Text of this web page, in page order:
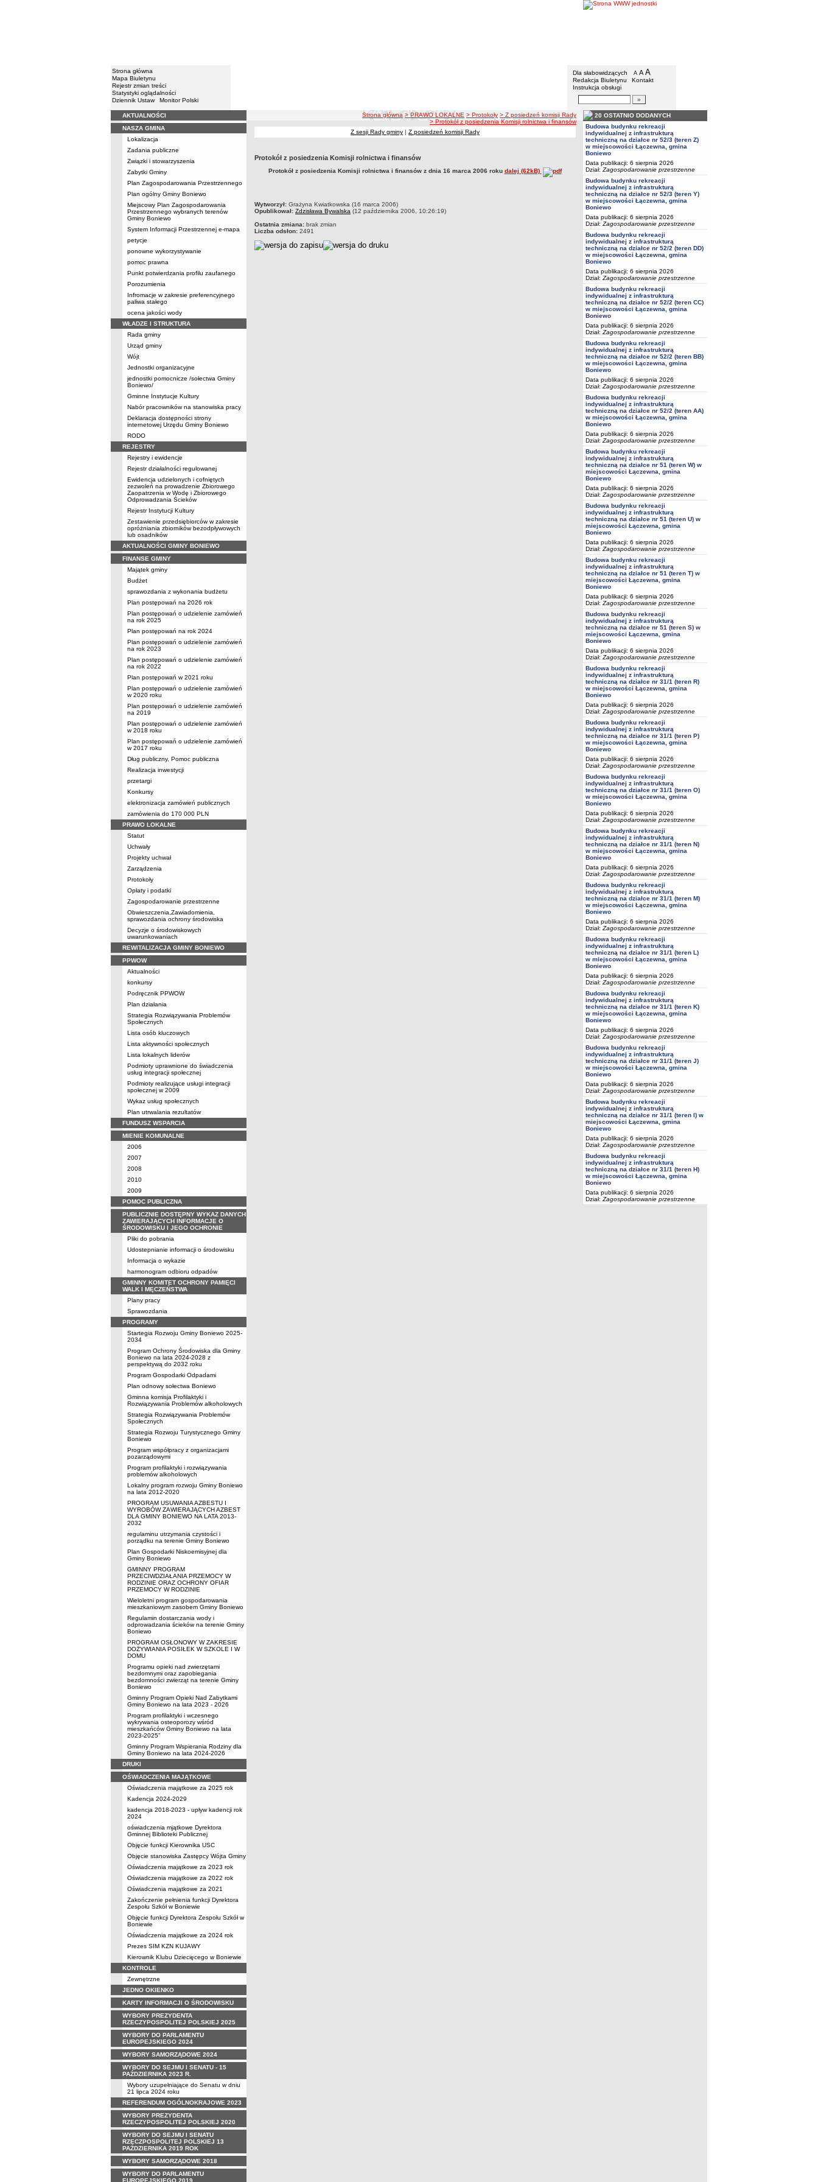
Strona główna
Mapa Biuletynu
Rejestr zmian treści
Statystyki oglądalności
Dziennik Ustaw
Monitor Polski
Urząd Gminy w Boniewie
Menu dodatkowe
Dla słabowidzących A pomniejsz czcionkę
A standardowy rozmiar czcionki
A
Redakcja Biuletynu
Kontakt
Instrukcja obsługi
Wyszukiwarka artykułów
Menu
AKTUALNOŚCI
NASZA GMINA
Lokalizacja
Zadania publiczne
Związki i stowarzyszenia
Zabytki Gminy
Plan Zagospodarowania Przestrzennego
Plan ogólny Gminy Boniewo
Miejscowy Plan Zagospodarowania
Przestrzennego wybranych terenów
Gminy Boniewo
System Informacji Przestrzennej e-mapa
petycje
ponowne wykorzystywanie
pomoc prawna
Punkt potwierdzania profilu zaufanego
Porozumienia
Infromacje w zakresie preferencyjnego
paliwa stałego
ocena jakości wody
WŁADZE I STRUKTURA
Rada gminy
Urząd gminy
Wójt
Jednostki organizacyjne
jednostki pomocnicze /sołectwa Gminy
Boniewo/
Gminne Instytucje Kultury
Nabór pracowników na stanowiska pracy
Deklaracja dostępności strony
internetowej Urzędu Gminy Boniewo
RODO
REJESTRY
Rejestry i ewidencje
Rejestr działalności regulowanej
Ewidencja udzielonych i cofniętych
zezwoleń na prowadzenie Zbiorowego
Zaopatrzenia w Wodę i Zbiorowego
Odprowadzania Ścieków
Rejestr Instytucji Kultury
Zestawienie przedsiębiorców w zakresie
opróżniania zbiorników bezodpływowych
lub osadników
AKTUALNOŚCI GMINY BONIEWO
FINANSE GMINY
Majątek gminy
Budżet
sprawozdania z wykonania budżetu
Plan postępowań na 2026 rok
Plan postępowań o udzielenie zamówień
na rok 2025
Plan postępowań na rok 2024
Plan postępowań o udzielenie zamówień
na rok 2023
Plan postępowań o udzielenie zamówień
na rok 2022
Plan postępowań w 2021 roku
Plan postępowań o udzielenie zamówień
w 2020 roku
Plan postępowań o udzielenie zamówień
na 2019
Plan postępowań o udzielenie zamówień
w 2018 roku
Plan postępowań o udzielenie zamówień
w 2017 roku
Dług publiczny, Pomoc publiczna
Realizacja inwestycji
przetargi
Konkursy
elektronizacja zamówień publicznych
zamówienia do 170 000 PLN
PRAWO LOKALNE
Statut
Uchwały
Projekty uchwał
Zarządzenia
Protokoły
Opłaty i podatki
Zagospodarowanie przestrzenne
Obwieszczenia,Zawiadomienia,
sprawozdania ochrony środowiska
Decyzje o środowiskowych
uwarunkowaniach
REWITALIZACJA GMINY BONIEWO
PPWOW
Aktualności
konkursy
Podręcznik PPWOW
Plan działania
Strategia Rozwiązywania Problemów
Społecznych
Lista osób kluczowych
Lista aktywności społecznych
Lista lokalnych liderów
Podmioty uprawnione do świadczenia
usług integracji społecznej
Podmioty realizujące usługi integracji
społecznej w 2009
Wykaz usług społecznych
Plan utrwalania rezultatów
FUNDUSZ WSPARCIA
MIENIE KOMUNALNE
2006
2007
2008
2010
2009
POMOC PUBLICZNA
PUBLICZNIE DOSTĘPNY WYKAZ DANYCH
ZAWIERAJĄCYCH INFORMACJE O
ŚRODOWISKU I JEGO OCHRONIE
Pliki do pobrania
Udostepnianie informacji o środowisku
Informacja o wykazie
harmonogram odbioru odpadów
GMINNY KOMITET OCHRONY PAMIĘCI
WALK I MĘCZEŃSTWA
Plany pracy
Sprawozdania
PROGRAMY
Startegia Rozwoju Gminy Boniewo 2025-
2034
Program Ochrony Środowiska dla Gminy
Boniewo na lata 2024-2028 z
perspektywą do 2032 roku
Program Gospodarki Odpadami
Plan odnowy sołectwa Boniewo
Gminna komisja Profilaktyki i
Rozwiązywania Problemów alkoholowych
Strategia Rozwiązywania Problemów
Społecznych
Strategia Rozwoju Turystycznego Gminy
Boniewo
Program współpracy z organizacjami
pozarządowymi
Program profilaktyki i rozwiązywania
problemów alkoholowych
Lokalny program rozwoju Gminy Boniewo
na lata 2012-2020
PROGRAM USUWANIA AZBESTU I
WYROBÓW ZAWIERAJĄCYCH AZBEST
DLA GMINY BONIEWO NA LATA 2013-
2032
regulaminu utrzymania czystości i
porządku na terenie Gminy Boniewo
Plan Gospodarki Niskoemisyjnej dla
Gminy Boniewo
GMINNY PROGRAM
PRZECIWDZIAŁANIA PRZEMOCY W
RODZINIE ORAZ OCHRONY OFIAR
PRZEMOCY W RODZINIE
Wieloletni program gospodarowania
mieszkaniowym zasobem Gminy Boniewo
Regulamin dostarczania wody i
odprowadzania ścieków na terenie Gminy
Boniewo
PROGRAM OSŁONOWY W ZAKRESIE
DOŻYWIANIA POSIŁEK W SZKOLE I W
DOMU
Programu opieki nad zwierzętami
bezdomnymi oraz zapobiegania
bezdomności zwierząt na terenie Gminy
Boniewo
Gminny Program Opieki Nad Zabytkami
Gminy Boniewo na lata 2023 - 2026
Program profilaktyki i wczesnego
wykrywania osteoporozy wśród
mieszkańców Gminy Boniewo na lata
2023-2025”
Gminny Program Wspierania Rodziny dla
Gminy Boniewo na lata 2024-2026
DRUKI
OŚWIADCZENIA MAJĄTKOWE
Oświadczenia majątkowe za 2025 rok
Kadencja 2024-2029
kadencja 2018-2023 - upływ kadencji rok
2024
oświadczenia mjątkowe Dyrektora
Gminnej Biblioteki Publicznej
Objęcie funkcji Kierownika USC
Objęcie stanowiska Zastępcy Wójta Gminy
Oświadczenia majątkowe za 2023 rok
Oświadczenia majątkowe za 2022 rok
Oświadczenia majątkowe za 2021
Zakończenie pełnienia funkcji Dyrektora
Zespołu Szkół w Boniewie
Objęcie funkcji Dyrektora Zespołu Szkół w
Boniewie
Oświadczenia majątkowe za 2024 rok
Prezes SIM KZN KUJAWY
Kierownik Klubu Dziecięcego w Boniewie
KONTROLE
Zewnętrzne
JEDNO OKIENKO
KARTY INFORMACJI O ŚRODOWISKU
WYBORY PREZYDENTA
RZECZYPOSPOLITEJ POLSKIEJ 2025
WYBORY DO PARLAMENTU
EUROPEJSKIEGO 2024
WYBORY SAMORZĄDOWE 2024
WYBORY DO SEJMU I SENATU - 15
PAŹDZIERNIKA 2023 R.
Wybory uzupełniające do Senatu w dniu
21 lipca 2024 roku
REFERENDUM OGÓLNOKRAJOWE 2023
WYBORY PREZYDENTA
RZECZYPOSPOLITEJ POLSKIEJ 2020
WYBORY DO SEJMU I SENATU
RZECZPOSPOLITEJ POLSKIEJ 13
PAŹDZIERNIKA 2019 ROK
WYBORY SAMORZĄDOWE 2018
WYBORY DO PARLAMENTU
EUROPEJSKIEGO 2019
ścieżka nawigacji
Strona główna > PRAWO LOKALNE > Protokoły > Z posiedzeń komisji Rady
> Protokół z posiedzenia Komisji rolnictwa i finansów
Z sesji Rady gminy | Z posiedzeń komisji Rady
Protokół z posiedzenia Komisji rolnictwa i finansów
Protokół z posiedzenia Komisji rolnictwa i finansów z dnia 16 marca 2006 roku dalej (62kB)
metryczka
Wytworzył: Grażyna Kwiatkowska (16 marca 2006)
Opublikował: Zdzisława Bywalska (12 października 2006, 10:26:19)
Ostatnia zmiana: brak zmian
Liczba odsłon: 2491
20 OSTATNIO DODANYCH
Budowa budynku rekreacji
indywidualnej z infrastrukturą
techniczną na działce nr 52/3 (teren Z)
w miejscowości Łączewna, gmina
Boniewo
Data publikacji: 6 sierpnia 2026
Dział: Zagospodarowanie przestrzenne
Budowa budynku rekreacji
indywidualnej z infrastrukturą
techniczną na działce nr 52/3 (teren Y)
w miejscowości Łączewna, gmina
Boniewo
Data publikacji: 6 sierpnia 2026
Dział: Zagospodarowanie przestrzenne
Budowa budynku rekreacji
indywidualnej z infrastrukturą
techniczną na działce nr 52/2 (teren DD)
w miejscowości Łączewna, gmina
Boniewo
Data publikacji: 6 sierpnia 2026
Dział: Zagospodarowanie przestrzenne
Budowa budynku rekreacji
indywidualnej z infrastrukturą
techniczną na działce nr 52/2 (teren CC)
w miejscowości Łączewna, gmina
Boniewo
Data publikacji: 6 sierpnia 2026
Dział: Zagospodarowanie przestrzenne
Budowa budynku rekreacji
indywidualnej z infrastrukturą
techniczną na działce nr 52/2 (teren BB)
w miejscowości Łączewna, gmina
Boniewo
Data publikacji: 6 sierpnia 2026
Dział: Zagospodarowanie przestrzenne
Budowa budynku rekreacji
indywidualnej z infrastrukturą
techniczną na działce nr 52/2 (teren AA)
w miejscowości Łączewna, gmina
Boniewo
Data publikacji: 6 sierpnia 2026
Dział: Zagospodarowanie przestrzenne
Budowa budynku rekreacji
indywidualnej z infrastrukturą
techniczną na działce nr 51 (teren W) w
miejscowości Łączewna, gmina
Boniewo
Data publikacji: 6 sierpnia 2026
Dział: Zagospodarowanie przestrzenne
Budowa budynku rekreacji
indywidualnej z infrastrukturą
techniczną na działce nr 51 (teren U) w
miejscowości Łączewna, gmina
Boniewo
Data publikacji: 6 sierpnia 2026
Dział: Zagospodarowanie przestrzenne
Budowa budynku rekreacji
indywidualnej z infrastrukturą
techniczną na działce nr 51 (teren T) w
miejscowości Łączewna, gmina
Boniewo
Data publikacji: 6 sierpnia 2026
Dział: Zagospodarowanie przestrzenne
Budowa budynku rekreacji
indywidualnej z infrastrukturą
techniczną na działce nr 51 (teren S) w
miejscowości Łączewna, gmina
Boniewo
Data publikacji: 6 sierpnia 2026
Dział: Zagospodarowanie przestrzenne
Budowa budynku rekreacji
indywidualnej z infrastrukturą
techniczną na działce nr 31/1 (teren R)
w miejscowości Łączewna, gmina
Boniewo
Data publikacji: 6 sierpnia 2026
Dział: Zagospodarowanie przestrzenne
Budowa budynku rekreacji
indywidualnej z infrastrukturą
techniczną na działce nr 31/1 (teren P)
w miejscowości Łączewna, gmina
Boniewo
Data publikacji: 6 sierpnia 2026
Dział: Zagospodarowanie przestrzenne
Budowa budynku rekreacji
indywidualnej z infrastrukturą
techniczną na działce nr 31/1 (teren O)
w miejscowości Łączewna, gmina
Boniewo
Data publikacji: 6 sierpnia 2026
Dział: Zagospodarowanie przestrzenne
Budowa budynku rekreacji
indywidualnej z infrastrukturą
techniczną na działce nr 31/1 (teren N)
w miejscowości Łączewna, gmina
Boniewo
Data publikacji: 6 sierpnia 2026
Dział: Zagospodarowanie przestrzenne
Budowa budynku rekreacji
indywidualnej z infrastrukturą
techniczną na działce nr 31/1 (teren M)
w miejscowości Łączewna, gmina
Boniewo
Data publikacji: 6 sierpnia 2026
Dział: Zagospodarowanie przestrzenne
Budowa budynku rekreacji
indywidualnej z infrastrukturą
techniczną na działce nr 31/1 (teren L)
w miejscowości Łączewna, gmina
Boniewo
Data publikacji: 6 sierpnia 2026
Dział: Zagospodarowanie przestrzenne
Budowa budynku rekreacji
indywidualnej z infrastrukturą
techniczną na działce nr 31/1 (teren K)
w miejscowości Łączewna, gmina
Boniewo
Data publikacji: 6 sierpnia 2026
Dział: Zagospodarowanie przestrzenne
Budowa budynku rekreacji
indywidualnej z infrastrukturą
techniczną na działce nr 31/1 (teren J)
w miejscowości Łączewna, gmina
Boniewo
Data publikacji: 6 sierpnia 2026
Dział: Zagospodarowanie przestrzenne
Budowa budynku rekreacji
indywidualnej z infrastrukturą
techniczną na działce nr 31/1 (teren I) w
miejscowości Łączewna, gmina
Boniewo
Data publikacji: 6 sierpnia 2026
Dział: Zagospodarowanie przestrzenne
Budowa budynku rekreacji
indywidualnej z infrastrukturą
techniczną na działce nr 31/1 (teren H)
w miejscowości Łączewna, gmina
Boniewo
Data publikacji: 6 sierpnia 2026
Dział: Zagospodarowanie przestrzenne